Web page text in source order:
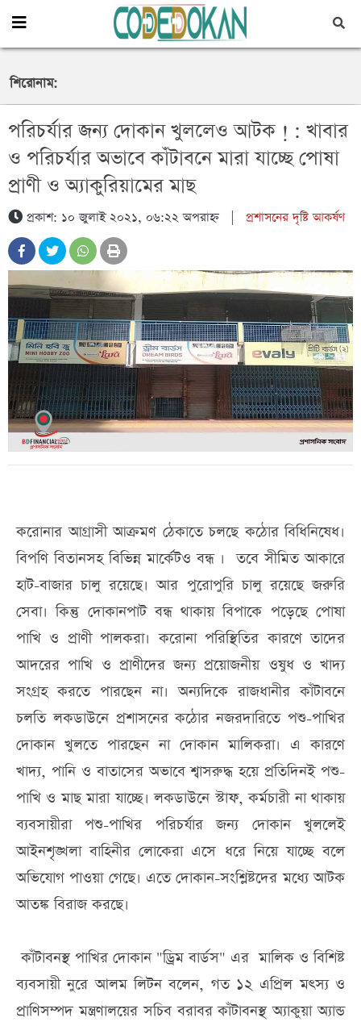
শিরোনাম:
উখিয়া থানা পুলিশের অভিযানে ইয়াবা সহ একজন মাদক
কারবারি গ্রেফতার
ইয়াবা ও ০১ টি গাঁজার গাছসহ ০৪ জন মাদক ব্যবসায়ী’কে
গ্রেফতার করেছে র‌্যাব-৪
পরিচর্যার জন্য দোকান খুললেও আটক ! : খাবার
ও পরিচর্যার অভাবে কাঁটাবনে মারা যাচ্ছে পোষা
প্রাণী ও অ্যাকুরিয়ামের মাছ
প্রকাশ: ১০ জুলাই ২০২১, ০৬:২২ অপরাহ্ন| প্রশাসনের দৃষ্টি আকর্ষণ
করোনার আগ্রাসী আক্রমণ ঠেকাতে চলছে কঠোর বিধিনিষেধ।
বিপণি বিতানসহ বিভিন্ন মার্কেটও বন্ধ । তবে সীমিত আকারে
হাট-বাজার চালু রয়েছে। আর পুরোপুরি চালু রয়েছে জরুরি
সেবা। কিন্তু দোকানপাট বন্ধ থাকায় বিপাকে পড়েছে পোষা
পাখি ও প্রাণী পালকরা। করোনা পরিস্থিতির কারণে তাদের
আদরের পাখি ও প্রাণীদের জন্য প্রয়োজনীয় ওষুধ ও খাদ্য
সংগ্রহ করতে পারছেন না। অন্যদিকে রাজধানীর কাঁটাবনে
চলতি লকডাউনে প্রশাসনের কঠোর নজরদারিতে পশু-পাখির
দোকান খুলতে পারছেন না দোকান মালিকরা। এ কারণে
খাদ্য, পানি ও বাতাসের অভাবে শ্বাসরুদ্ধ হয়ে প্রতিদিনই পশু-
পাখি ও মাছ মারা যাচ্ছে। লকডাউনে স্টাফ, কর্মচারী না থাকায়
ব্যবসায়ীরা পশু-পাখির পরিচর্যার জন্য দোকান খুললেই
আইনশৃঙ্খলা বাহিনীর লোকেরা এসে ধরে নিয়ে যাচ্ছে বলে
অভিযোগ পাওয়া গেছে। এতে দোকান-সংশ্লিষ্টদের মধ্যে আটক
আতঙ্ক বিরাজ করছে।
কাঁটাবনস্থ পাখির দোকান "ড্রিম বার্ডস" এর মালিক ও বিশিষ্ট
ব্যবসায়ী নুরে আলম লিটন বলেন, গত ১২ এপ্রিল মৎস্য ও
প্রাণিসম্পদ মন্ত্রণালয়ের সচিব বরাবর কাঁটাবনস্থ অ্যাকুয়া অ্যান্ড